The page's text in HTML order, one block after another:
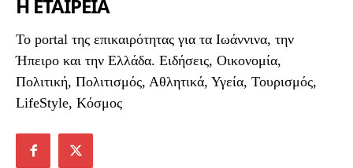
Η ΕΤΑΙΡΕΙΑ
To portal της επικαιρότητας για τα Ιωάννινα, την
Ήπειρο και την Ελλάδα. Ειδήσεις, Οικονομία,
Πολιτική, Πολιτισμός, Αθλητικά, Υγεία, Τουρισμός,
LifeStyle, Κόσμος